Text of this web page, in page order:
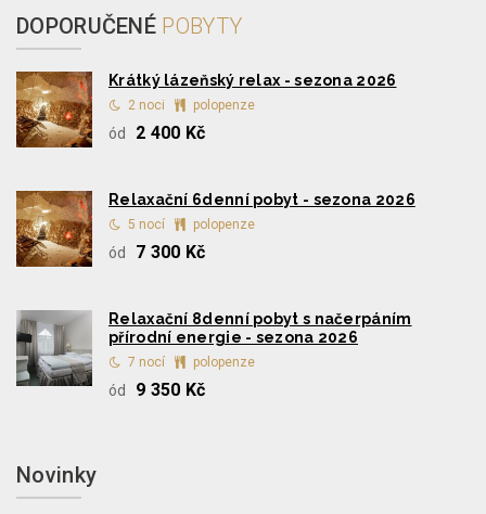
DOPORUČENÉ POBYTY
Krátký lázeňský relax - sezona 2026
2 noci polopenze
ód 2 400 Kč
Relaxační 6denní pobyt - sezona 2026
5 nocí polopenze
ód 7 300 Kč
Relaxační 8denní pobyt s načerpáním
přírodní energie - sezona 2026
7 nocí polopenze
ód 9 350 Kč
Novinky